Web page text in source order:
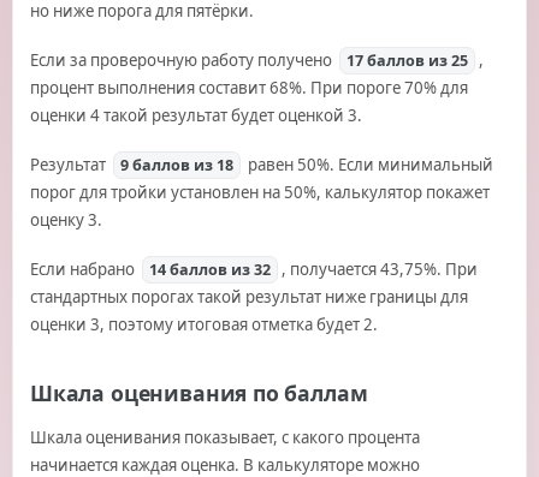
но ниже порога для пятёрки.
Если за проверочную работу получено 17 баллов из 25 ,
процент выполнения составит 68%. При пороге 70% для
оценки 4 такой результат будет оценкой 3.
Результат 9 баллов из 18
равен 50%. Если минимальный
порог для тройки установлен на 50%, калькулятор покажет
оценку 3.
Если набрано 14 баллов из 32 , получается 43,75%. При
стандартных порогах такой результат ниже границы для
оценки 3, поэтому итоговая отметка будет 2.
Шкала оценивания по баллам
Шкала оценивания показывает, с какого процента
начинается каждая оценка. В калькуляторе можно